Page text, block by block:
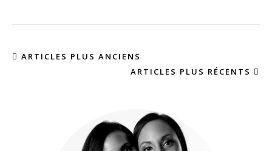
ARTICLES PLUS ANCIENS
ARTICLES PLUS RÉCENTS